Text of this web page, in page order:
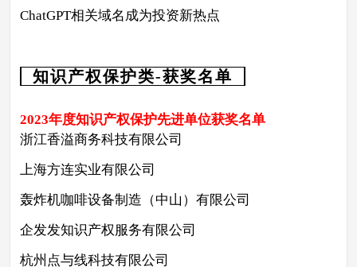
ChatGPT相关域名成为投资新热点
知识产权保护类-获奖名单
2023年度知识产权保护先进单位获奖名单
浙江香溢商务科技有限公司
上海方连实业有限公司
轰炸机咖啡设备制造（中山）有限公司
企发发知识产权服务有限公司
杭州点与线科技有限公司